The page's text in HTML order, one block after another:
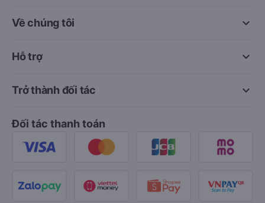
keyboard_arrow_down
Về chúng tôi
keyboard_arrow_down
Hỗ trợ
keyboard_arrow_down
Trở thành đối tác
Đối tác thanh toán